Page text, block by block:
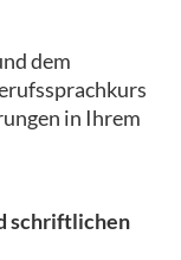
dem
in Ihrem
schriftlichen